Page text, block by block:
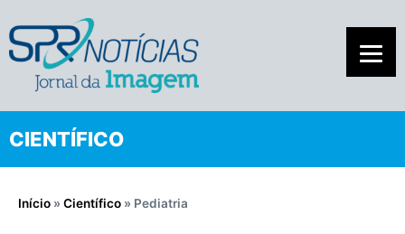
CIENTÍFICO
Início » Científico » Pediatria